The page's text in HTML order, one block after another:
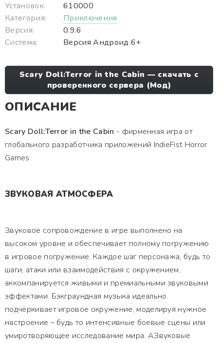
Установок:
610000
Категория:
Приключения
Версия:
0.9.6
Система:
Версия Андроид 6+
Scary Doll:Terror in the Cabin — скачать с
проверенного сервера (Мод)
ОПИСАНИЕ
Scary Doll:Terror in the Cabin - фирменная игра от
глобального разработчика приложений IndieFist Horror
Games.
ЗВУКОВАЯ АТМОСФЕРА
Звуковое сопровождение в игре выполнено на
высоком уровне и обеспечивает полному погружению
в игровое погружение. Каждое шаг персонажа, будь то
шаги, атаки или взаимодействия с окружением,
аккомпанируется живыми и премиальными звуковыми
эффектами. Бэкграундная музыка идеально
подчёркивает игровое окружение, моделируя нужное
настроение – будь то интенсивные боевые сцены или
умиротворяющее исследование мира. АЗвуковые